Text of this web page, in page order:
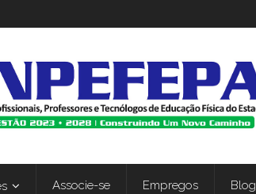
Associe-se Empregos Blog